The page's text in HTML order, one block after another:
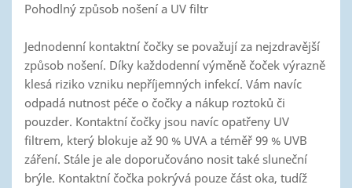
Pohodlný způsob nošení a UV filtr
Jednodenní kontaktní čočky se považují za nejzdravější
způsob nošení. Díky každodenní výměně čoček výrazně
klesá riziko vzniku nepříjemných infekcí. Vám navíc
odpadá nutnost péče o čočky a nákup roztoků či
pouzder. Kontaktní čočky jsou navíc opatřeny UV
filtrem, který blokuje až 90 % UVA a téměř 99 % UVB
záření. Stále je ale doporučováno nosit také sluneční
brýle. Kontaktní čočka pokrývá pouze část oka, tudíž